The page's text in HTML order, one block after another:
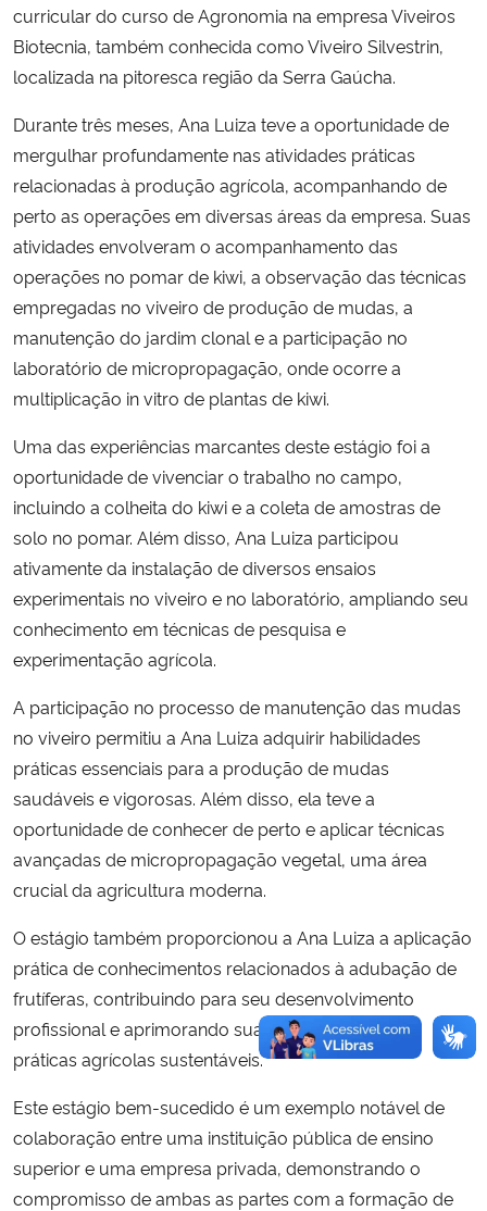
Secretaria de Governo
Gabinete de Segurança Institucional
Advocacia-Geral da União
Banco Central do Brasil
Planalto
curricular do curso de Agronomia na empresa Viveiros
Biotecnia, também conhecida como Viveiro Silvestrin,
localizada na pitoresca região da Serra Gaúcha.
Durante três meses, Ana Luiza teve a oportunidade de
mergulhar profundamente nas atividades práticas
relacionadas à produção agrícola, acompanhando de
perto as operações em diversas áreas da empresa. Suas
atividades envolveram o acompanhamento das
operações no pomar de kiwi, a observação das técnicas
empregadas no viveiro de produção de mudas, a
manutenção do jardim clonal e a participação no
laboratório de micropropagação, onde ocorre a
multiplicação in vitro de plantas de kiwi.
Uma das experiências marcantes deste estágio foi a
oportunidade de vivenciar o trabalho no campo,
incluindo a colheita do kiwi e a coleta de amostras de
solo no pomar. Além disso, Ana Luiza participou
ativamente da instalação de diversos ensaios
experimentais no viveiro e no laboratório, ampliando seu
conhecimento em técnicas de pesquisa e
experimentação agrícola.
A participação no processo de manutenção das mudas
no viveiro permitiu a Ana Luiza adquirir habilidades
práticas essenciais para a produção de mudas
saudáveis e vigorosas. Além disso, ela teve a
oportunidade de conhecer de perto e aplicar técnicas
avançadas de micropropagação vegetal, uma área
crucial da agricultura moderna.
O estágio também proporcionou a Ana Luiza a aplicação
prática de conhecimentos relacionados à adubação de
frutíferas, contribuindo para seu desenvolvimento
profissional e aprimorando sua compreensão das
práticas agrícolas sustentáveis.
Este estágio bem-sucedido é um exemplo notável de
colaboração entre uma instituição pública de ensino
superior e uma empresa privada, demonstrando o
compromisso de ambas as partes com a formação de